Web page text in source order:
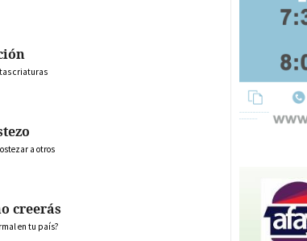
criaturas
a otros
creerás
en tu país?